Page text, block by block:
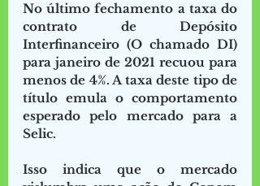
No último fechamento a taxa do
contrato de Depósito
Interfinanceiro (O chamado DI)
para janeiro de 2021 recuou para
menos de 4%. A taxa deste tipo de
título emula o comportamento
esperado pelo mercado para a
Selic.
Isso indica que o mercado